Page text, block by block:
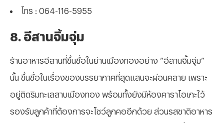
โทร : 064-116-5955
8. อีสานจิ้มจุ่ม
ร้านอาหารอีสานที่ขึ้นชื่อในย่านเมืองทองอย่าง “อีสานจิ้มจุ่ม”
นั้น ขึ้นชื่อในเรื่องของบรรยากาศที่สุดแสนจะผ่อนคลาย เพราะ
อยู่ติดริมทะเลสาบเมืองทอง พร้อมทั้งยังมีห้องคาราโอเกะไว้
รองรับลูกค้าที่ต้องการจะโชว์ลูกคออีกด้วย ส่วนรสชาติอาหาร